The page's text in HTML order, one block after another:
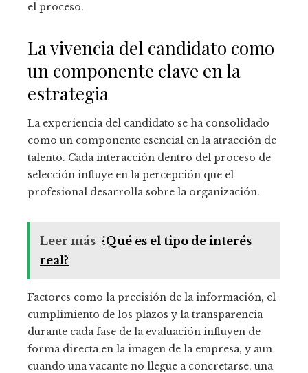
el proceso.
La vivencia del candidato como
un componente clave en la
estrategia
La experiencia del candidato se ha consolidado
como un componente esencial en la atracción de
talento. Cada interacción dentro del proceso de
selección influye en la percepción que el
profesional desarrolla sobre la organización.
Leer más ¿Qué es el tipo de interés
real?
Factores como la precisión de la información, el
cumplimiento de los plazos y la transparencia
durante cada fase de la evaluación influyen de
forma directa en la imagen de la empresa, y aun
cuando una vacante no llegue a concretarse, una